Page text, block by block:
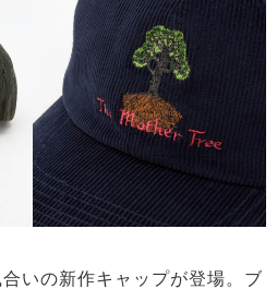
いの新作キャップが登場。ブ